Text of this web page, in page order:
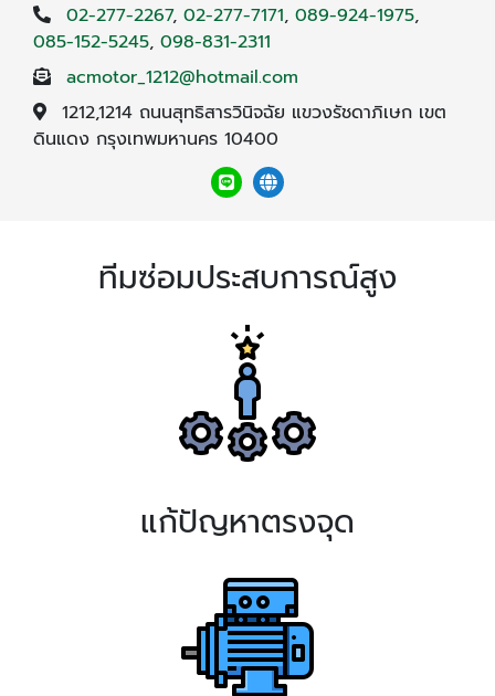
02-277-2267, 02-277-7171, 089-924-1975,
085-152-5245, 098-831-2311
acmotor_1212@hotmail.com
1212,1214 ถนนสุทธิสารวินิจฉัย แขวงรัชดาภิเษก เขต
ดินแดง กรุงเทพมหานคร 10400
ทีมซ่อมประสบการณ์สูง
แก้ปัญหาตรงจุด